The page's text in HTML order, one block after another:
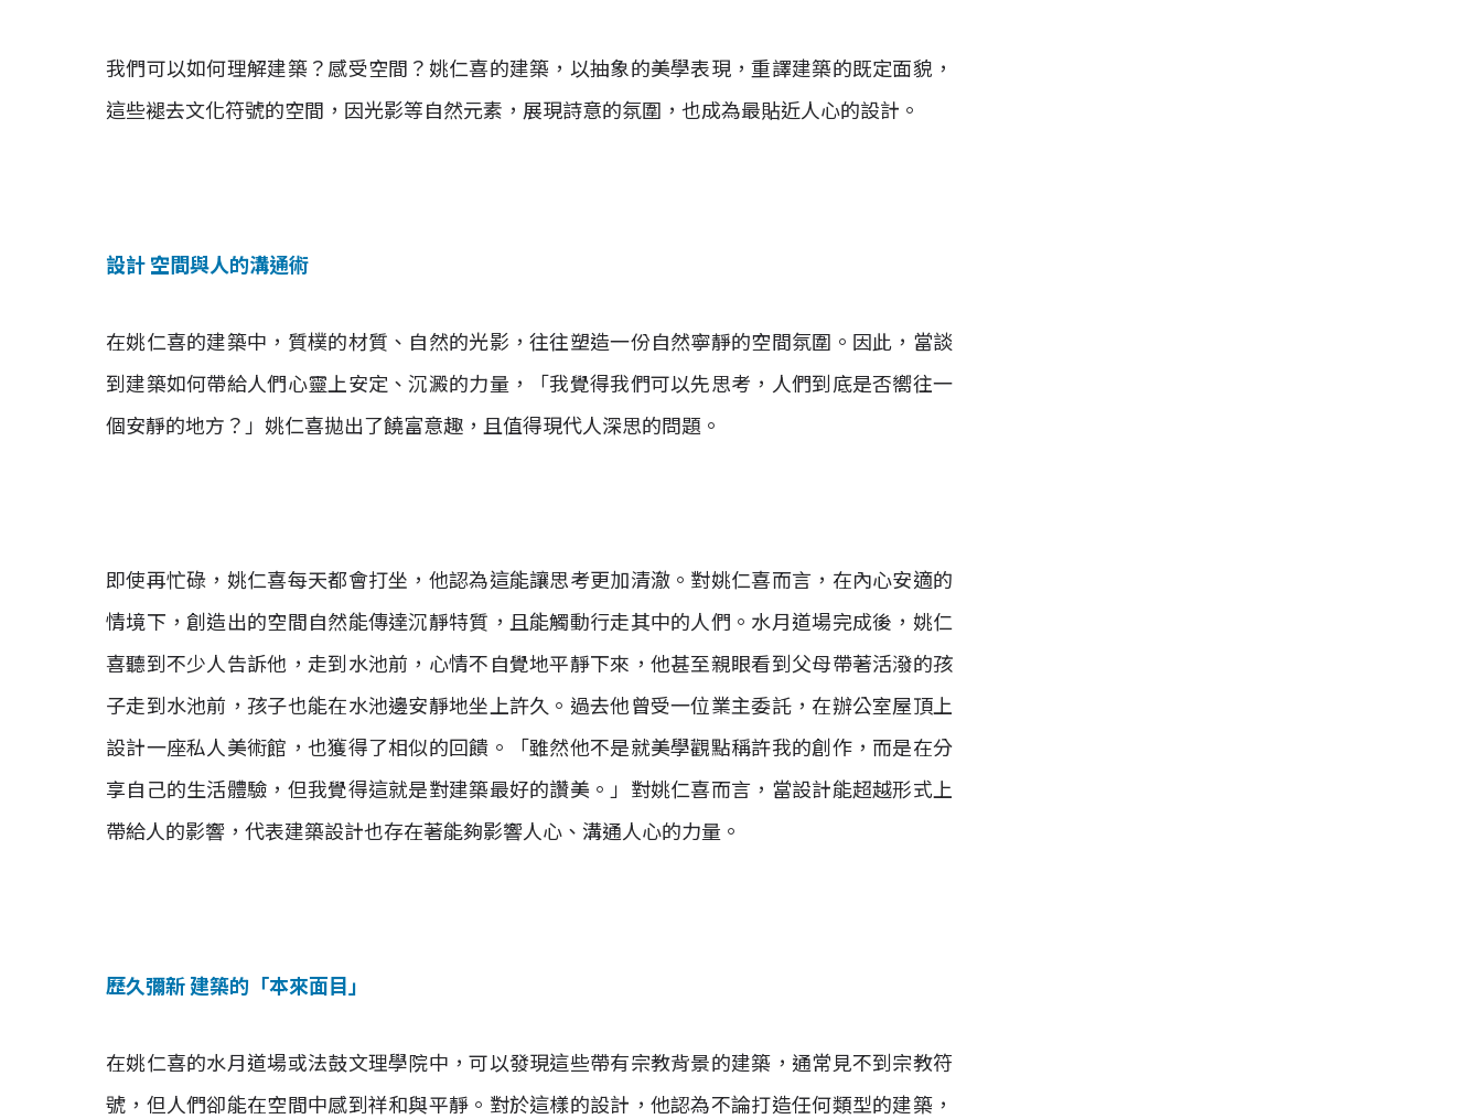
我們可以如何理解建築？感受空間？姚仁喜的建築，以抽象的美學表現，重譯建築的既定面貌，
這些褪去文化符號的空間，因光影等自然元素，展現詩意的氛圍，也成為最貼近人心的設計。
設計 空間與人的溝通術
在姚仁喜的建築中，質樸的材質、自然的光影，往往塑造一份自然寧靜的空間氛圍。因此，當談
到建築如何帶給人們心靈上安定、沉澱的力量，「我覺得我們可以先思考，人們到底是否嚮往一
個安靜的地方？」姚仁喜拋出了饒富意趣，且值得現代人深思的問題。
即使再忙碌，姚仁喜每天都會打坐，他認為這能讓思考更加清澈。對姚仁喜而言，在內心安適的
情境下，創造出的空間自然能傳達沉靜特質，且能觸動行走其中的人們。水月道場完成後，姚仁
喜聽到不少人告訴他，走到水池前，心情不自覺地平靜下來，他甚至親眼看到父母帶著活潑的孩
子走到水池前，孩子也能在水池邊安靜地坐上許久。過去他曾受一位業主委託，在辦公室屋頂上
設計一座私人美術館，也獲得了相似的回饋。「雖然他不是就美學觀點稱許我的創作，而是在分
享自己的生活體驗，但我覺得這就是對建築最好的讚美。」對姚仁喜而言，當設計能超越形式上
帶給人的影響，代表建築設計也存在著能夠影響人心、溝通人心的力量。
歷久彌新 建築的「本來面目」
在姚仁喜的水月道場或法鼓文理學院中，可以發現這些帶有宗教背景的建築，通常見不到宗教符
號，但人們卻能在空間中感到祥和與平靜。對於這樣的設計，他認為不論打造任何類型的建築，